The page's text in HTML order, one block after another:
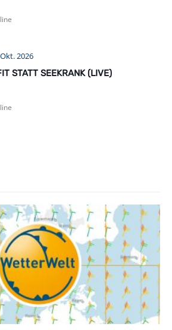
2026
STATT SEEKRANK (LIVE)